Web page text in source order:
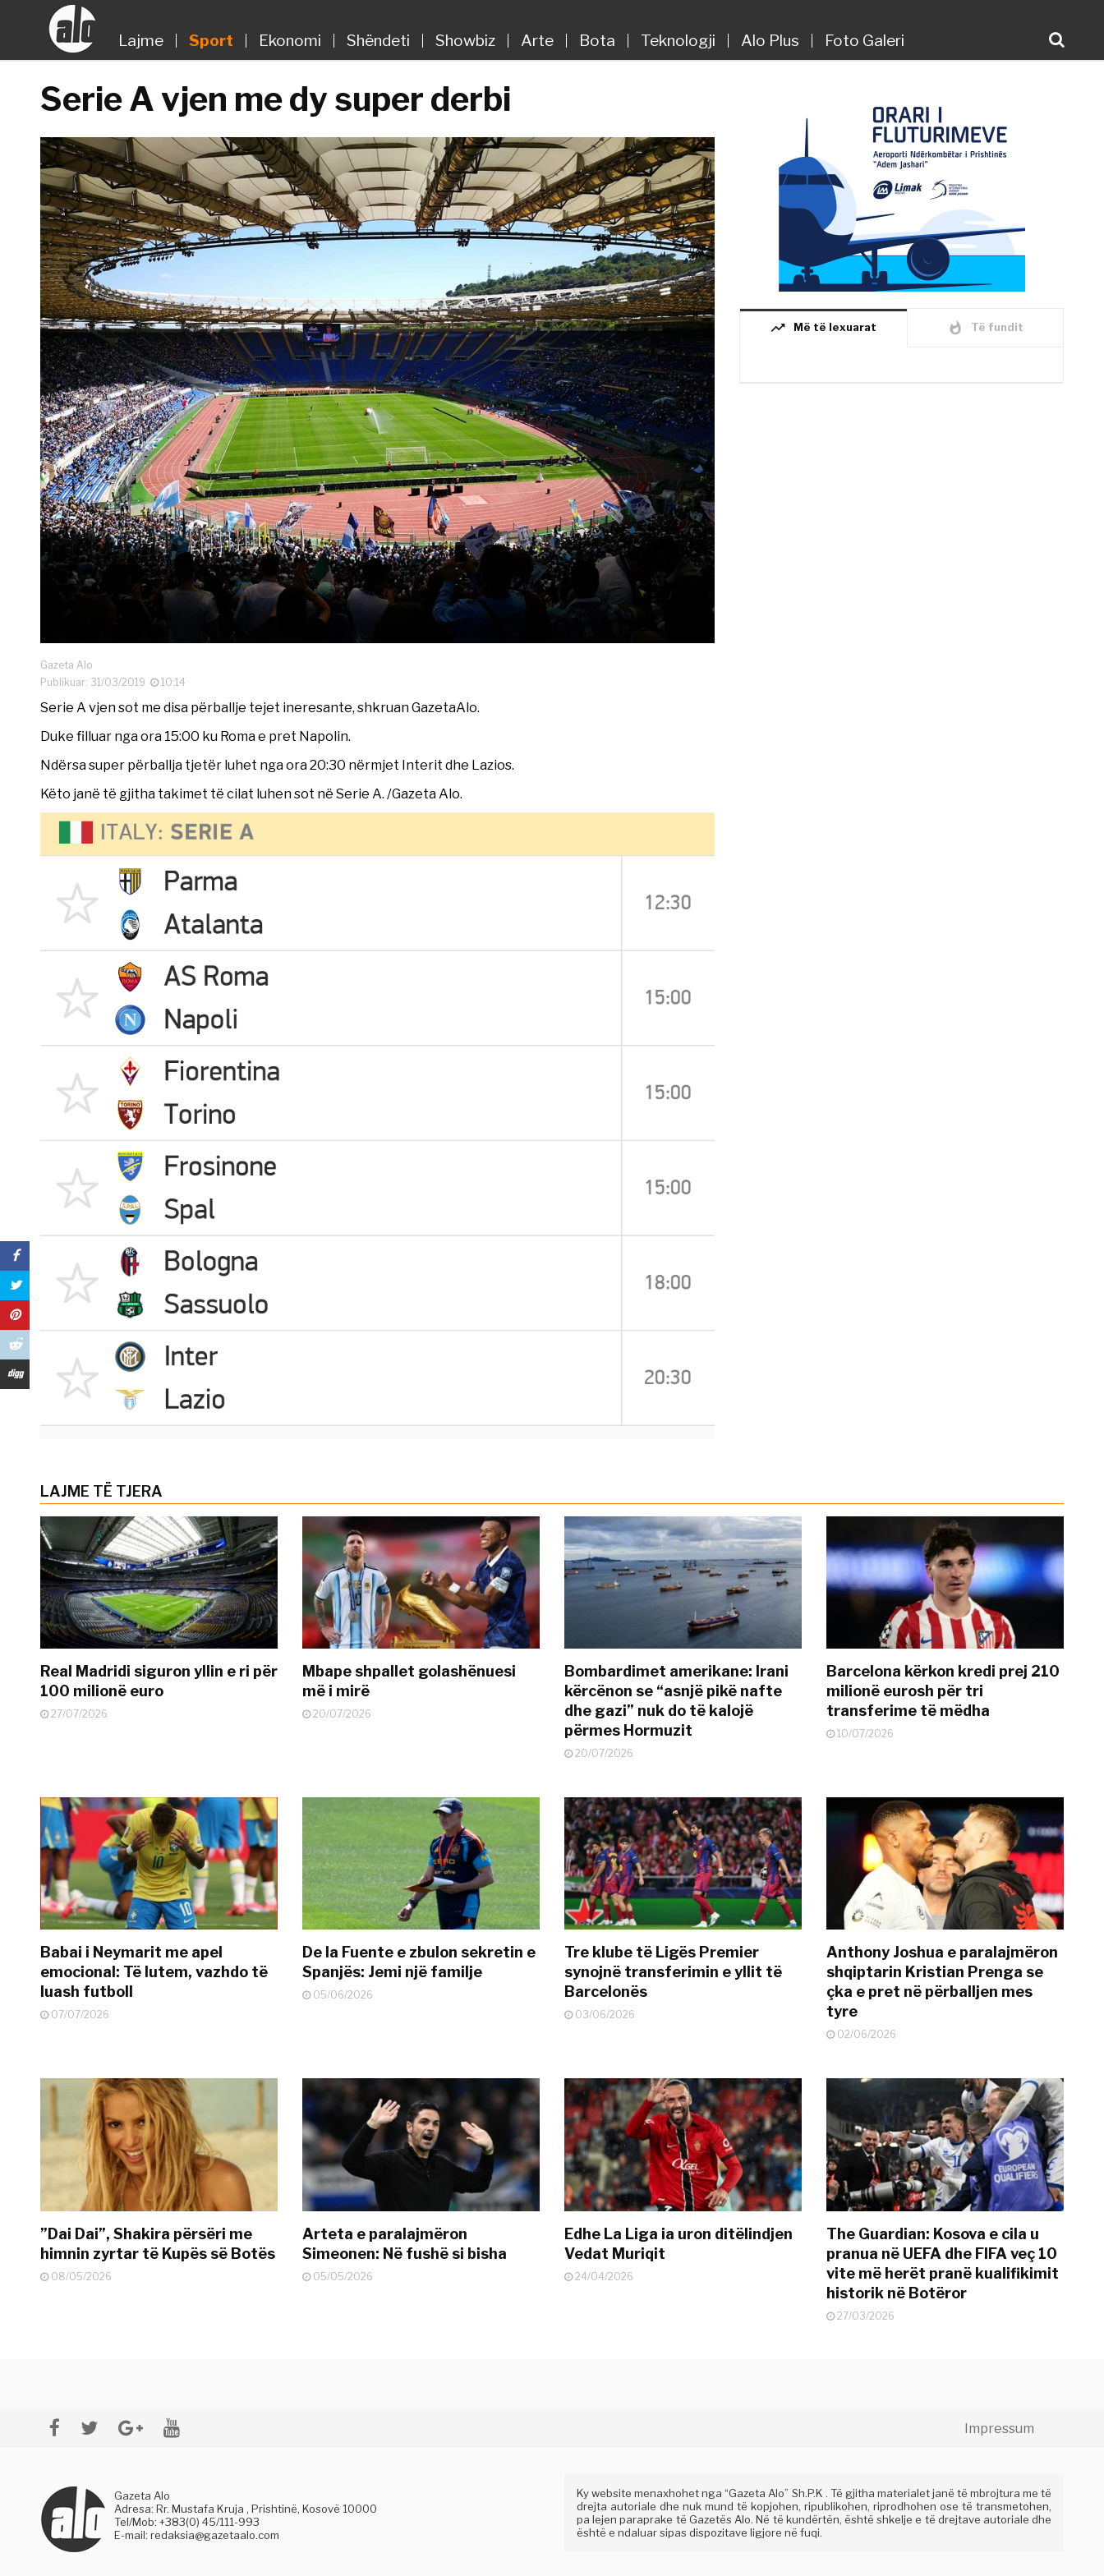
Lajme Sport Ekonomi Shëndeti Showbiz Arte Bota Teknologji Alo Plus Foto Galeri
Serie A vjen me dy super derbi
Gazeta Alo
Publikuar: 31/03/2019
10:14
Serie A vjen sot me disa përballje tejet ineresante, shkruan GazetaAlo.
Duke filluar nga ora 15:00 ku Roma e pret Napolin.
Ndërsa super përballja tjetër luhet nga ora 20:30 nërmjet Interit dhe Lazios.
Këto janë të gjitha takimet të cilat luhen sot në Serie A. /Gazeta Alo.
trending_up Më të lexuarat whatshot Të fundit
LAJME TË TJERA
Real Madridi siguron yllin e ri për
100 milionë euro
27/07/2026
Mbape shpallet golashënuesi
më i mirë
20/07/2026
Bombardimet amerikane: Irani
kërcënon se “asnjë pikë nafte
dhe gazi” nuk do të kalojë
përmes Hormuzit
20/07/2026
Barcelona kërkon kredi prej 210
milionë eurosh për tri
transferime të mëdha
10/07/2026
Babai i Neymarit me apel
emocional: Të lutem, vazhdo të
luash futboll
07/07/2026
De la Fuente e zbulon sekretin e
Spanjës: Jemi një familje
05/06/2026
Tre klube të Ligës Premier
synojnë transferimin e yllit të
Barcelonës
03/06/2026
Anthony Joshua e paralajmëron
shqiptarin Kristian Prenga se
çka e pret në përballjen mes
tyre
02/06/2026
”Dai Dai”, Shakira përsëri me
himnin zyrtar të Kupës së Botës
08/05/2026
Arteta e paralajmëron
Simeonen: Në fushë si bisha
05/05/2026
Edhe La Liga ia uron ditëlindjen
Vedat Muriqit
24/04/2026
The Guardian: Kosova e cila u
pranua në UEFA dhe FIFA veç 10
vite më herët pranë kualifikimit
historik në Botëror
27/03/2026
Impressum
Gazeta Alo
Adresa: Rr. Mustafa Kruja , Prishtinë, Kosovë 10000
Tel/Mob: +383(0) 45/111-993
E-mail: redaksia@gazetaalo.com
Ky website menaxhohet nga “Gazeta Alo” Sh.P.K . Të gjitha materialet janë të mbrojtura me të
drejta autoriale dhe nuk mund të kopjohen, ripublikohen, riprodhohen ose të transmetohen,
pa lejen paraprake të Gazetës Alo. Në të kundërtën, është shkelje e të drejtave autoriale dhe
është e ndaluar sipas dispozitave ligjore në fuqi.